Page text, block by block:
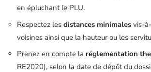
en épluchant le PLU.
Respectez les distances minimales vis-
voisines ainsi que la hauteur ou les
Prenez en compte la réglementation
RE2020), selon la date de dépôt du